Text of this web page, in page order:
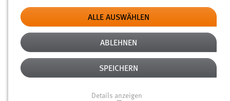
Typ
Erstellungsdatum
Alter
ALLE AUSWÄHLEN
ABLEHNEN
SPEICHERN
Details anzeigen